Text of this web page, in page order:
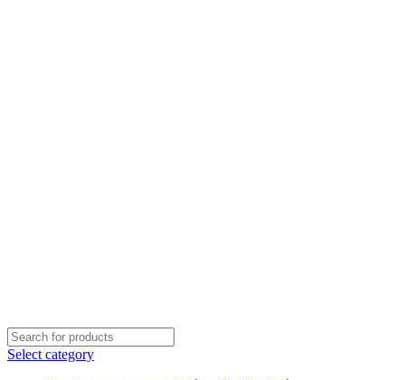
Select category